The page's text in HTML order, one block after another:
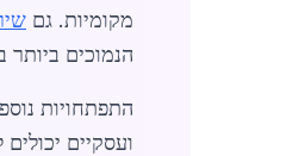
מקומיות. גם
הנמוכים ביותר
התפתחויות
ועסקיים